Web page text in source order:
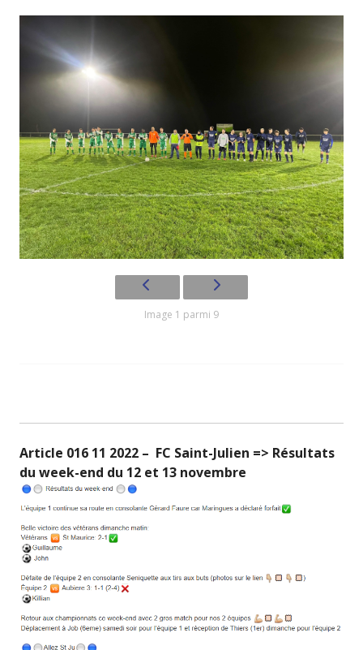
Image 1 parmi 9
Article 016 11 2022 – FC Saint-Julien => Résultats
du week-end du 12 et 13 novembre